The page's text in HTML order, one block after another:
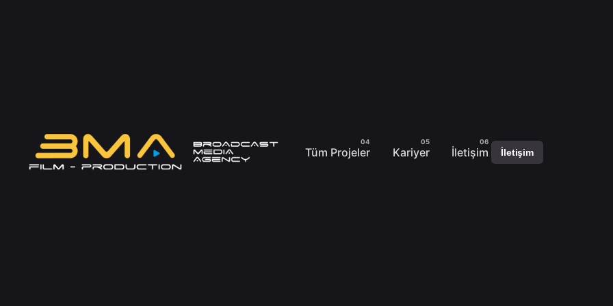
Tüm Projeler Kariyer İletişim İletişim